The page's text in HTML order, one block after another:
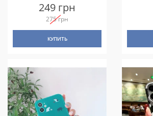
249 грн
275 грн
КУПИТЬ